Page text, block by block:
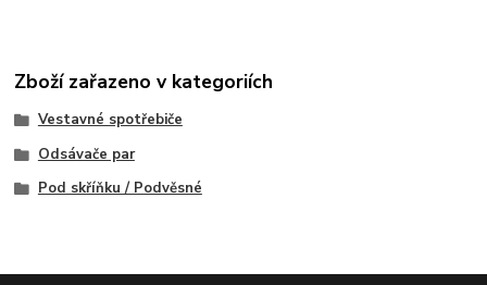
Zboží zařazeno v kategoriích
Vestavné spotřebiče
Odsávače par
Pod skříňku / Podvěsné